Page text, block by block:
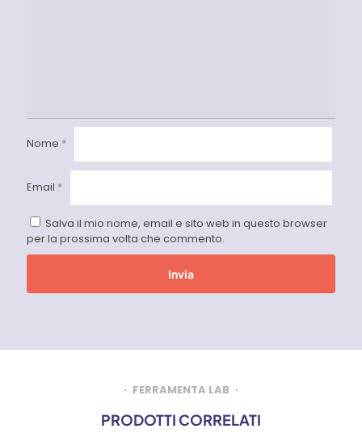
Nome *
Email *
Salva il mio nome, email e sito web in questo browser
per la prossima volta che commento.
FERRAMENTA LAB
PRODOTTI CORRELATI